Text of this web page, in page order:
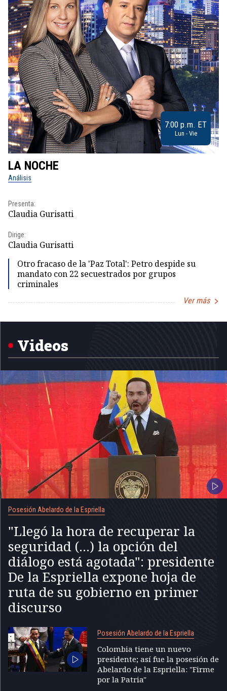
7:00 p.m. ET
Lun - Vie
LA NOCHE
Análisis
Presenta:
Claudia Gurisatti
Dirige:
Claudia Gurisatti
Otro fracaso de la 'Paz Total': Petro despide su
mandato con 22 secuestrados por grupos
criminales
Ver más
1
Videos
Posesión Abelardo de la Espriella
"Llegó la hora de recuperar la
seguridad (...) la opción del
diálogo está agotada": presidente
De la Espriella expone hoja de
ruta de su gobierno en primer
discurso
Posesión Abelardo de la Espriella
Colombia tiene un nuevo
presidente; así fue la posesión de
Abelardo de la Espriella: "Firme
por la Patria"